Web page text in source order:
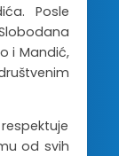
Posle
i Mandić,
od svih